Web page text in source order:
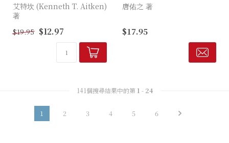
艾特坎 (Kenneth T. Aitken)
著
$19.95 $12.97
唐佑之 著
讀者不可一氣呵成讀畢全書，
必需逐句細細咀嚼，不在量，
而在質。為注重這樣的讀法，
在詮釋的過程中不無困難。
$17.95
141個搜尋結果中的第 1 - 24
1 2 3 4 5 6